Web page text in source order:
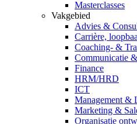
Masterclasses
Vakgebied
Advies &
Carrière,
Coaching- &
Communicatie
Finance
HRM/HRD
ICT
Management &
Marketing &
Organisatie